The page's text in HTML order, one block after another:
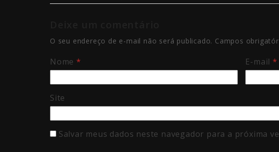
O seu endereço de e-mail não será publicado. Campos
Nome * E-mail *
Site
Salvar meus dados neste navegador para a próxima